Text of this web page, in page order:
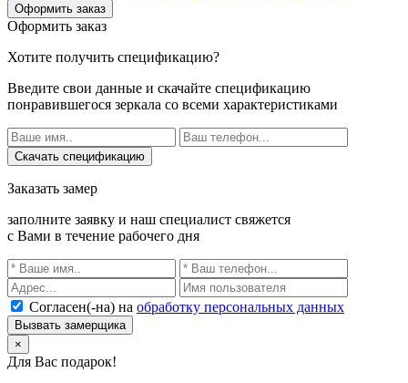
Оформить заказ
Оформить заказ
Хотите получить спецификацию?
Введите свои данные и скачайте спецификацию
понравившегося зеркала со всеми характеристиками
Скачать спецификацию
Заказать замер
заполните заявку и наш специалист свяжется
с Вами в течение рабочего дня
Согласен(-на) на обработку персональных данных
Вызвать замерщика
×
Для Вас подарок!